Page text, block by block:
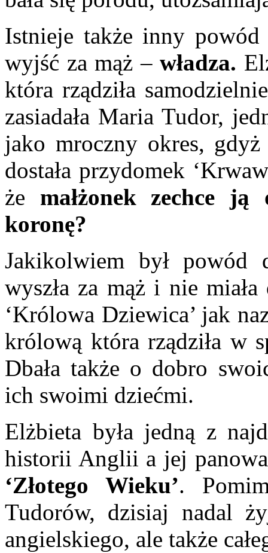
Istnieje także inny powód
wyjść za mąż –władza.
która rządziła
zasiadała Maria Tudor,
jako mroczny okres, gdyż
dostała przydomek
że małżonek zechce
koronę?
Jakikolwiem był powód
wyszła za mąż i nie
‘Królowa Dziewica’ jak
królową która rządziła w
Dbała także o dobro
ich swoimi dziećmi.
Elżbieta była jedną z
historii Anglii a jej
‘Złotego Wieku’.
Tudorów, dzisiaj nadal
angielskiego, ale także